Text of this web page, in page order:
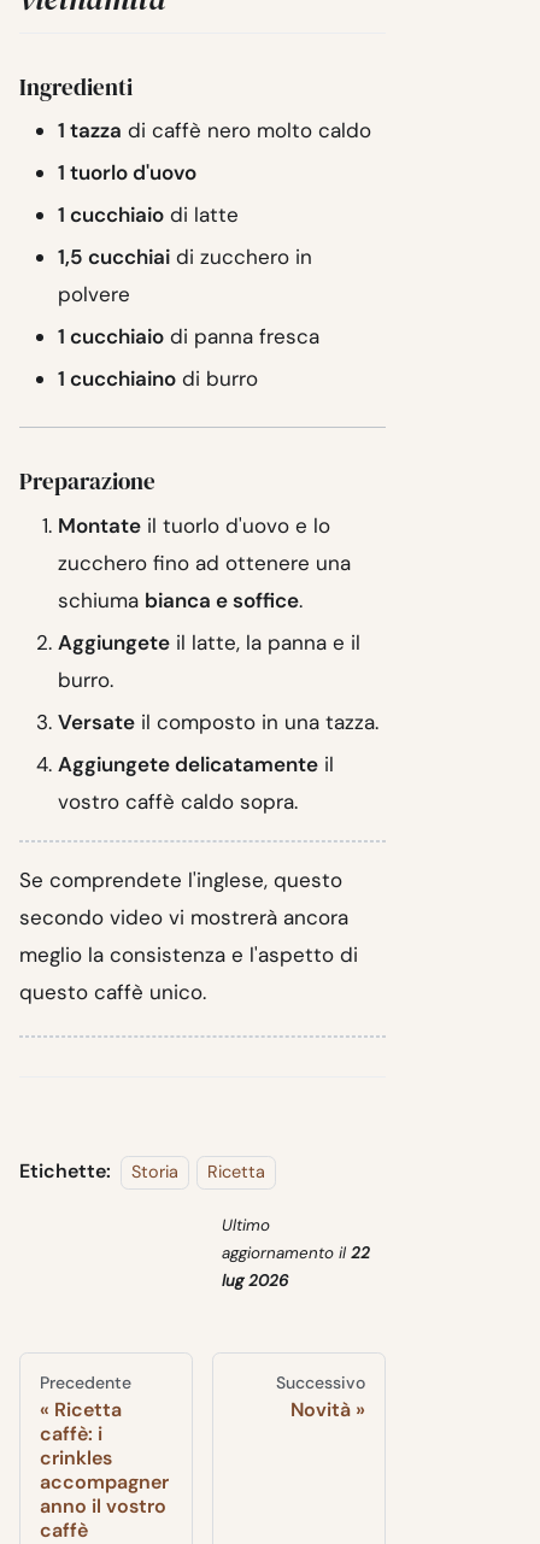
Ingredienti
1 tazza di caffè nero molto caldo
1 tuorlo d'uovo
1 cucchiaio di latte
1,5 cucchiai di zucchero in
polvere
1 cucchiaio di panna fresca
1 cucchiaino di burro
Preparazione
Montate il tuorlo d'uovo e lo
zucchero fino ad ottenere una
schiuma bianca e soffice.
Aggiungete il latte, la panna e il
burro.
Versate il composto in una tazza.
Aggiungete delicatamente il
vostro caffè caldo sopra.
Se comprendete l'inglese, questo
secondo video vi mostrerà ancora
meglio la consistenza e l'aspetto di
questo caffè unico.
Etichette: Storia Ricetta
Ultimo
aggiornamento il 22
lug 2026
Precedente
Ricetta
caffè: i
crinkles
accompagner
anno il vostro
caffè
Successivo
Novità